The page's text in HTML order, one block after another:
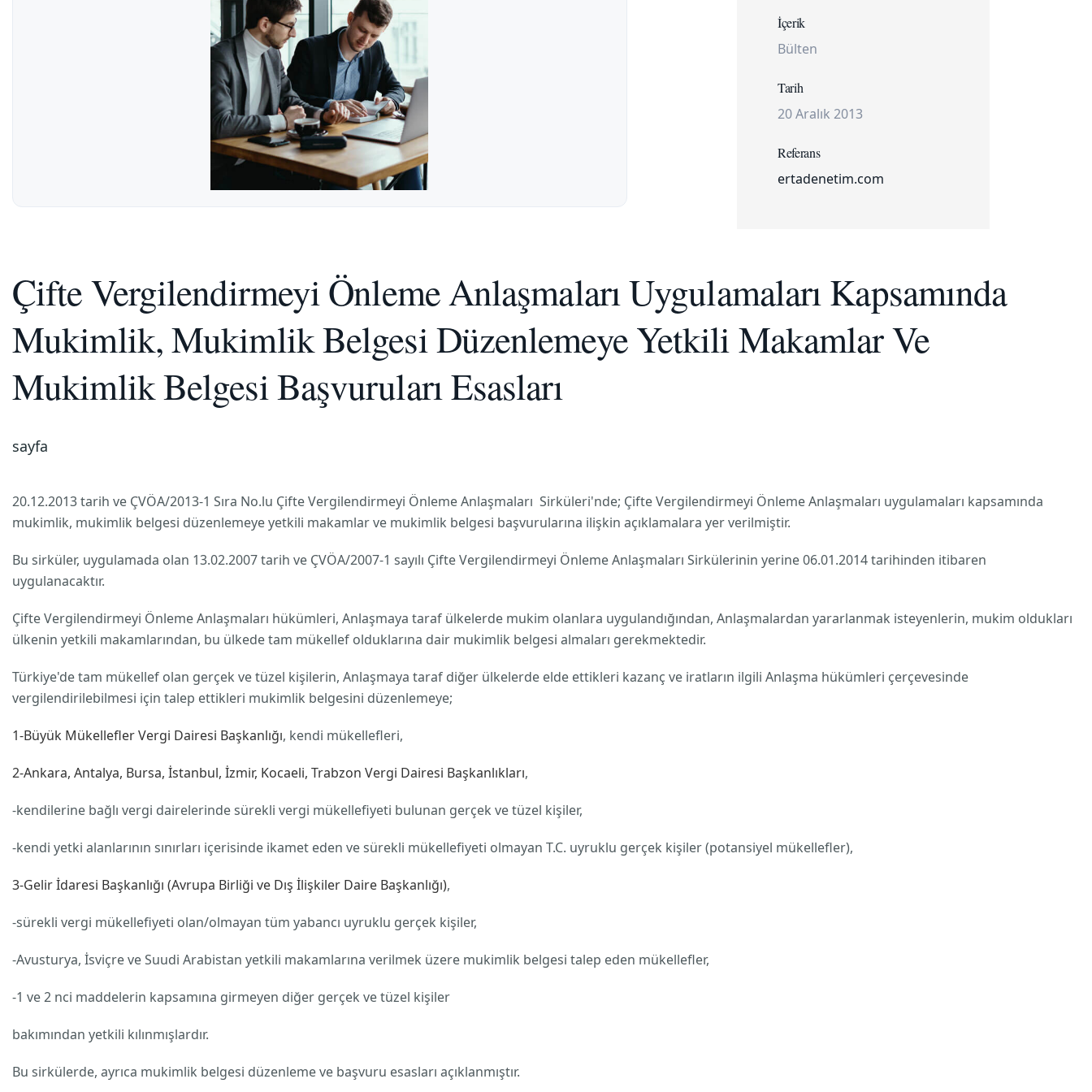
İçerik
Bülten
Tarih
20 Aralık 2013
Referans
ertadenetim.com
Çifte Vergilendirmeyi Önleme Anlaşmaları Uygulamaları Kapsamında
Mukimlik, Mukimlik Belgesi Düzenlemeye Yetkili Makamlar Ve
Mukimlik Belgesi Başvuruları Esasları
sayfa
20.12.2013 tarih ve ÇVÖA/2013-1 Sıra No.lu Çifte Vergilendirmeyi Önleme Anlaşmaları Sirküleri'nde; Çifte Vergilendirmeyi Önleme Anlaşmaları uygulamaları kapsamında
mukimlik, mukimlik belgesi düzenlemeye yetkili makamlar ve mukimlik belgesi başvurularına ilişkin açıklamalara yer verilmiştir.
Bu sirküler, uygulamada olan 13.02.2007 tarih ve ÇVÖA/2007-1 sayılı Çifte Vergilendirmeyi Önleme Anlaşmaları Sirkülerinin yerine 06.01.2014 tarihinden itibaren
uygulanacaktır.
Çifte Vergilendirmeyi Önleme Anlaşmaları hükümleri, Anlaşmaya taraf ülkelerde mukim olanlara uygulandığından, Anlaşmalardan yararlanmak isteyenlerin, mukim oldukları
ülkenin yetkili makamlarından, bu ülkede tam mükellef olduklarına dair mukimlik belgesi almaları gerekmektedir.
Türkiye'de tam mükellef olan gerçek ve tüzel kişilerin, Anlaşmaya taraf diğer ülkelerde elde ettikleri kazanç ve iratların ilgili Anlaşma hükümleri çerçevesinde
vergilendirilebilmesi için talep ettikleri mukimlik belgesini düzenlemeye;
1-Büyük Mükellefler Vergi Dairesi Başkanlığı, kendi mükellefleri,
2-Ankara, Antalya, Bursa, İstanbul, İzmir, Kocaeli, Trabzon Vergi Dairesi Başkanlıkları,
-kendilerine bağlı vergi dairelerinde sürekli vergi mükellefiyeti bulunan gerçek ve tüzel kişiler,
-kendi yetki alanlarının sınırları içerisinde ikamet eden ve sürekli mükellefiyeti olmayan T.C. uyruklu gerçek kişiler (potansiyel mükellefler),
3-Gelir İdaresi Başkanlığı (Avrupa Birliği ve Dış İlişkiler Daire Başkanlığı),
-sürekli vergi mükellefiyeti olan/olmayan tüm yabancı uyruklu gerçek kişiler,
-Avusturya, İsviçre ve Suudi Arabistan yetkili makamlarına verilmek üzere mukimlik belgesi talep eden mükellefler,
-1 ve 2 nci maddelerin kapsamına girmeyen diğer gerçek ve tüzel kişiler
bakımından yetkili kılınmışlardır.
Bu sirkülerde, ayrıca mukimlik belgesi düzenleme ve başvuru esasları açıklanmıştır.